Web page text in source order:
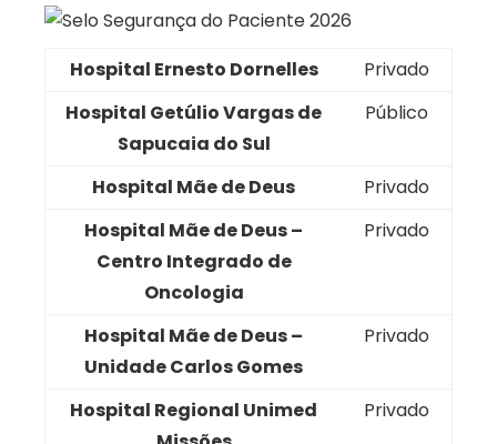
Hospital Ernesto Dornelles
Privado
Hospital Getúlio Vargas de
Sapucaia do Sul
Público
Hospital Mãe de Deus
Privado
Hospital Mãe de Deus –
Centro Integrado de
Oncologia
Privado
Hospital Mãe de Deus –
Unidade Carlos Gomes
Privado
Hospital Regional Unimed
Privado